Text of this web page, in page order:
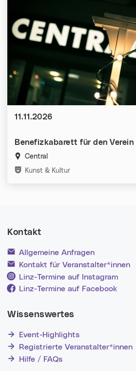
Benefizkabarett für den Verein
Central
Kategorien:
Kunst & Kultur
Datum:
11.11.2026
Kontakt
Allgemeine Anfragen
Kontakt für Veranstalter*innen
Linz-Termine auf Instagram
Linz-Termine auf Facebook
Wissenswertes
Event-Highlights
Registrierte Veranstalter*innen
Hilfe / FAQs